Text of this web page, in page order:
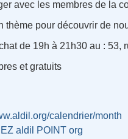
avec les membres de la
thème pour découvrir de
de 19h à 21h30 au : 53,
et gratuits
calendrier/month
aldil POINT org